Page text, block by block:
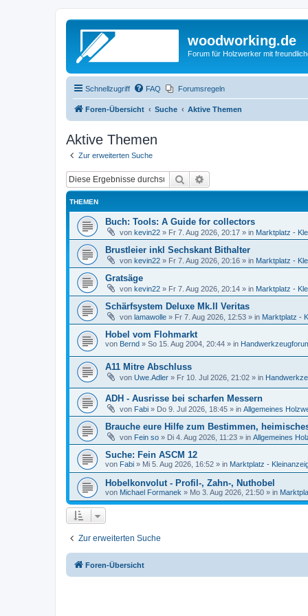
woodworking.de
Forum für Holzwerker mit
Schnellzugriff FAQ Forumsregeln
Foren-Übersicht Suche Aktive Themen
Aktive Themen
Zur erweiterten Suche
Suche
THEMEN
Buch: Tools: A Guide for collectors
von kevin22 » Fr 7. Aug 2026, 20:17 » in Marktplatz -
Brustleier inkl Sechskant Bithalter
von kevin22 » Fr 7. Aug 2026, 20:16 » in Marktplatz -
Gratsäge
von kevin22 » Fr 7. Aug 2026, 20:14 » in Marktplatz -
Schärfsystem Deluxe Mk.II Veritas
von lamawolle » Fr 7. Aug 2026, 12:53 » in Marktplatz -
Hobel vom Flohmarkt
von Bernd » So 15. Aug 2004, 20:44 » in
A11 Mitre Abschluss
von Uwe.Adler » Fr 10. Jul 2026, 21:02 » in
ADH - Ausrisse bei scharfen Messern
von Fabi » Do 9. Jul 2026, 18:45 » in Allgemeines
Brauche eure Hilfe zum Bestimmen,
von Fein so » Di 4. Aug 2026, 11:23 » in Allgemeines
Suche: Fein ASCM 12
von Fabi » Mi 5. Aug 2026, 16:52 » in Marktplatz -
Hobelkonvolut - Profil-, Zahn-, Nuthobel
von Michael Formanek » Mo 3. Aug 2026, 21:50 » in
Zur erweiterten Suche
Foren-Übersicht